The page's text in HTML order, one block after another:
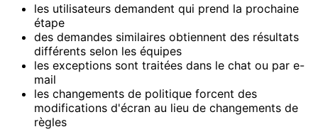
les utilisateurs demandent qui prend la prochaine
étape
des demandes similaires obtiennent des résultats
différents selon les équipes
les exceptions sont traitées dans le chat ou par e-
mail
les changements de politique forcent des
modifications d'écran au lieu de changements de
règles